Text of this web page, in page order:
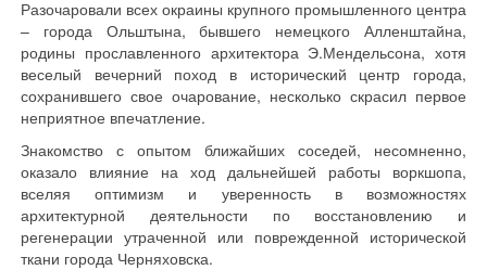
Разочаровали всех окраины крупного промышленного центра
– города Ольштына, бывшего немецкого Алленштайна,
родины прославленного архитектора Э.Мендельсона, хотя
веселый вечерний поход в исторический центр города,
сохранившего свое очарование, несколько скрасил первое
неприятное впечатление.
Знакомство с опытом ближайших соседей, несомненно,
оказало влияние на ход дальнейшей работы воркшопа,
вселяя оптимизм и уверенность в возможностях
архитектурной деятельности по восстановлению и
регенерации утраченной или поврежденной исторической
ткани города Черняховска.